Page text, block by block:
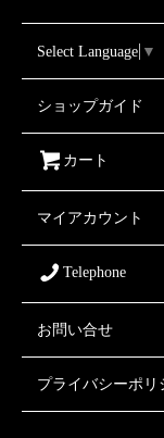
Select Language ▼
ショップガイド
カート
マイアカウント
Telephone
お問い合せ
プライバシーポリ